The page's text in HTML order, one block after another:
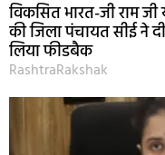
विकसित भारत-जी राम जी
की जिला पंचायत सीई ने
लिया फीडबैक
RashtraRakshak